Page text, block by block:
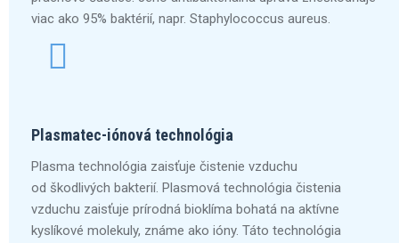
viac ako 95% baktérií, napr. Staphylococcus aureus.
Plasmatec-iónová technológia
Plasma technológia zaisťuje čistenie vzduchu
od škodlivých bakterií. Plasmová technológia čistenia
vzduchu zaisťuje prírodná bioklíma bohatá na aktívne
kyslíkové molekuly, známe ako ióny. Táto technológia